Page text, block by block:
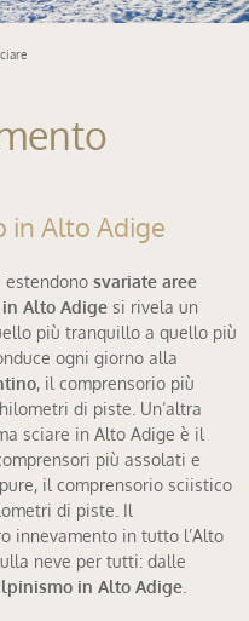
in Alto Adige
estendono svariate aree
in Alto Adige si rivela un
più tranquillo a quello più
ogni giorno alla
, il comprensorio più
di piste. Un’altra
sciare in Alto Adige è il
più assolati e
il comprensorio sciistico
di piste. Il
innevamento in tutto l’Alto
neve per tutti: dalle
in Alto Adige